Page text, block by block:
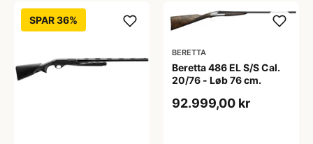
SPAR 36%
BERETTA
Beretta 486 EL S/S Cal.
20/76 - Løb 76 cm.
92.999,00 kr